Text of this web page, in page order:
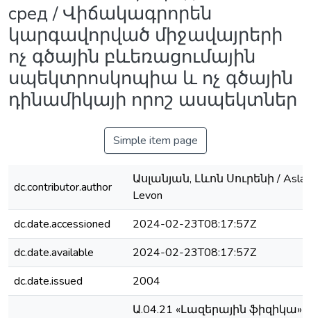
сред / Վիճակագրորեն
կարգավորված միջավայրերի
ոչ գծային բևեռացումային
սպեկտրոսկոպիա և ոչ գծային
դինամիկայի որոշ ասպեկտներ
Simple item page
dc.contributor.author
Ասլանյան, Լևոն Սուրենի /
Levon
dc.date.accessioned
2024-02-23T08:17:57Z
dc.date.available
2024-02-23T08:17:57Z
dc.date.issued
2004
Ա.04.21 «Լազերային ֆիզիկա»